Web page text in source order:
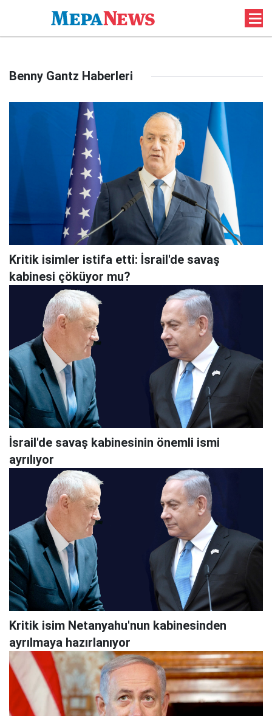
Benny Gantz Haberleri
Kritik isimler istifa etti: İsrail'de savaş
kabinesi çöküyor mu?
İsrail'de savaş kabinesinin önemli ismi
ayrılıyor
Kritik isim Netanyahu'nun kabinesinden
ayrılmaya hazırlanıyor